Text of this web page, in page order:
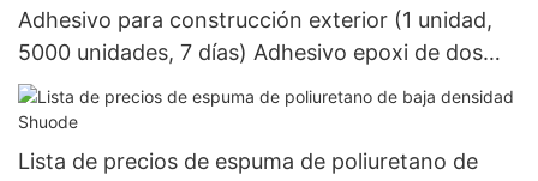
Adhesivo para construcción exterior (1 unidad,
5000 unidades, 7 días) Adhesivo epoxi de dos
componentes al por mayor - Shuode
Lista de precios de espuma de poliuretano de